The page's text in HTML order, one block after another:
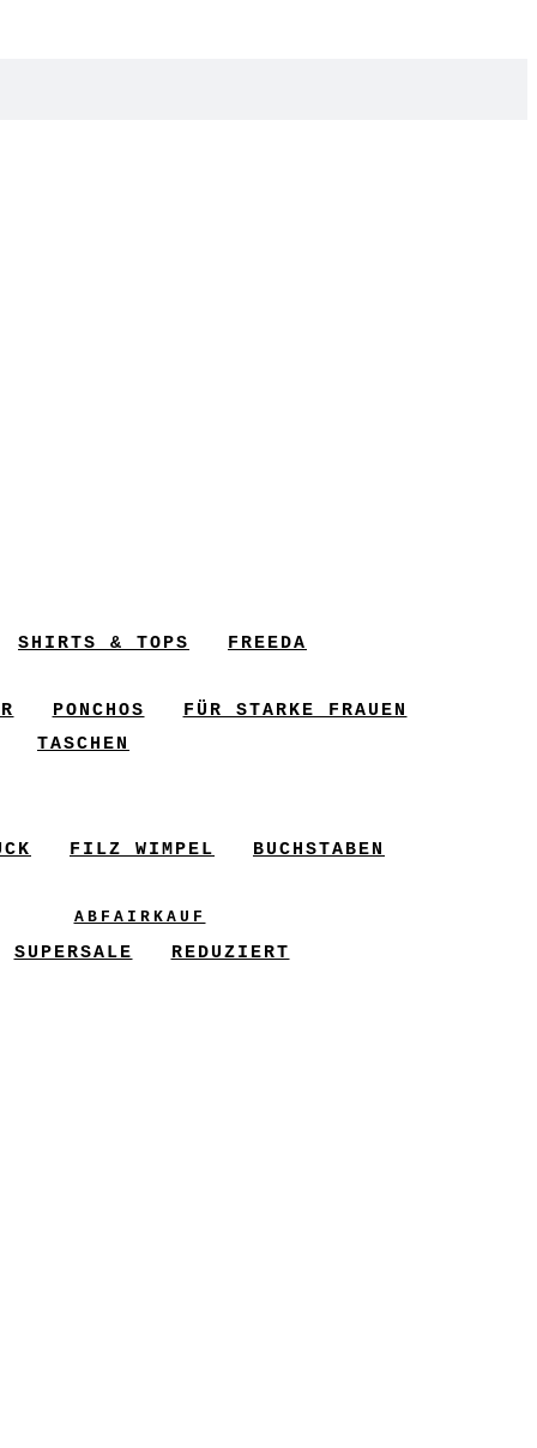
SHIRTS & TOPS FREEDA
PONCHOS
FÜR STARKE FRAUEN
TASCHEN
FILZ WIMPEL BUCHSTABEN
ABFAIRKAUF
SUPERSALE REDUZIERT